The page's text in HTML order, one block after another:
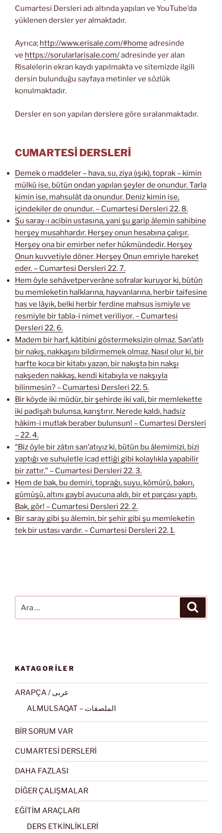
Cumartesi Dersleri adı altında yapılan ve YouTube’da
yüklenen dersler yer almaktadır.
Ayrıca; http://www.erisale.com/#home adresinde
ve https://sorularlarisale.com/adresinde yer alan
Risalelerin ekran kaydı yapılmakta ve sitemizde ilgili
dersin bulunduğu sayfaya metinler ve sözlük
konulmaktadır.
Dersler en son yapılan derslere göre sıralanmaktadır.
CUMARTESİ DERSLERİ
Demek o maddeler – hava, su, ziya (ışık), toprak – kimin
mülkü ise, bütün ondan yapılan şeyler de onundur. Tarla
kimin ise, mahsulât da onundur. Deniz kimin ise,
içindekiler de onundur. – Cumartesi Dersleri 22. 8.
Şu saray-ı acibin ustasına, yani şu garip âlemin sahibine
herşey musahhardır. Herşey onun hesabına çalışır.
Herşey ona bir emirber nefer hükmündedir. Herşey
Onun kuvvetiyle döner. Herşey Onun emriyle hareket
eder. – Cumartesi Dersleri 22. 7.
Hem öyle sehâvetperverâne sofralar kuruyor ki, bütün
bu memleketin halklarına, hayvanlarına, herbir taifesine
has ve lâyık, belki herbir ferdine mahsus ismiyle ve
resmiyle bir tabla-i nimet veriliyor. – Cumartesi
Dersleri 22. 6.
Madem bir harf, kâtibini göstermeksizin olmaz. San’atlı
bir nakış, nakkaşını bildirmemek olmaz. Nasıl olur ki, bir
harfte koca bir kitabı yazan, bir nakışta bin nakşı
nakşeden nakkaş, kendi kitabıyla ve nakşıyla
bilinmesin? – Cumartesi Dersleri 22. 5.
Bir köyde iki müdür, bir şehirde iki vali, bir memlekette
iki padişah bulunsa, karıştırır. Nerede kaldı, hadsiz
hâkim-i mutlak beraber bulunsun! – Cumartesi Dersleri
– 22. 4.
“Biz öyle bir zâtın san’atıyız ki, bütün bu âlemimizi, bizi
yaptığı ve suhuletle icad ettiği gibi kolaylıkla yapabilir
bir zattır.” – Cumartesi Dersleri 22. 3.
Hem de bak, bu demiri, toprağı, suyu, kömürü, bakırı,
gümüşü, altını gaybî avucuna aldı, bir et parçası yaptı.
Bak, gör! – Cumartesi Dersleri 22. 2.
Bir saray gibi şu âlemin, bir şehir gibi şu memleketin
tek bir ustası vardır. – Cumartesi Dersleri 22. 1.
KATAGORİLER
ARAPÇA / عربى
ALMULSAQAT – الملصقات
BİR SORUM VAR
CUMARTESİ DERSLERİ
DAHA FAZLASI
DİĞER ÇALIŞMALAR
EĞİTİM ARAÇLARI
DERS ETKİNLİKLERİ